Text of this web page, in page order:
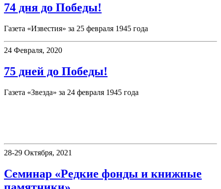
74 дня до Победы!
Газета «Известия» за 25 февраля 1945 года
24 Февраля, 2020
75 дней до Победы!
Газета «Звезда» за 24 февраля 1945 года
28-29 Октября, 2021
Семинар «Редкие фонды и книжные